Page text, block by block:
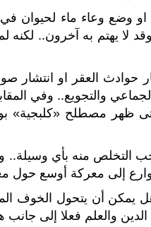
وضع وعاء ماء لحيوان في
لا يهتم به آخرون.. لكنه
حوادث العقر او انتشار
والتجويع.. وفي
حتى ظهر مصطلح
التخلص منه بأي وسيلة..
إلى معركة أوسع حول
أن يتحول الخوف
والعلم فعلا إلى